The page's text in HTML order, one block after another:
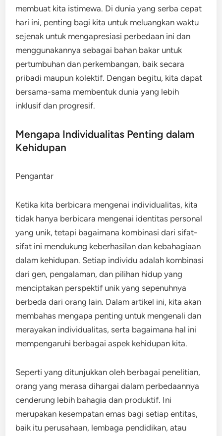
membuat kita istimewa. Di dunia yang serba cepat
hari ini, penting bagi kita untuk meluangkan waktu
sejenak untuk mengapresiasi perbedaan ini dan
menggunakannya sebagai bahan bakar untuk
pertumbuhan dan perkembangan, baik secara
pribadi maupun kolektif. Dengan begitu, kita dapat
bersama-sama membentuk dunia yang lebih
inklusif dan progresif.
Mengapa Individualitas Penting dalam
Kehidupan
Pengantar
Ketika kita berbicara mengenai individualitas, kita
tidak hanya berbicara mengenai identitas personal
yang unik, tetapi bagaimana kombinasi dari sifat-
sifat ini mendukung keberhasilan dan kebahagiaan
dalam kehidupan. Setiap individu adalah kombinasi
dari gen, pengalaman, dan pilihan hidup yang
menciptakan perspektif unik yang sepenuhnya
berbeda dari orang lain. Dalam artikel ini, kita akan
membahas mengapa penting untuk mengenali dan
merayakan individualitas, serta bagaimana hal ini
mempengaruhi berbagai aspek kehidupan kita.
Seperti yang ditunjukkan oleh berbagai penelitian,
orang yang merasa dihargai dalam perbedaannya
cenderung lebih bahagia dan produktif. Ini
merupakan kesempatan emas bagi setiap entitas,
baik itu perusahaan, lembaga pendidikan, atau